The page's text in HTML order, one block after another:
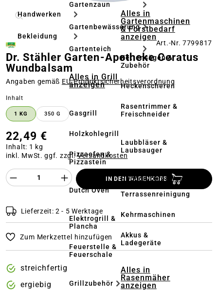
Handwerken
Bekleidung
Gartenzaun
Gartenbewässerung
Gartenteich
Alles in Grill
anzeigen
Gasgrill
Holzkohlegrill
Pizzaofen &
Pizzastein
Dutch Oven
Elektrogrill &
Plancha
Feuerstelle &
Feuerschale
Grillzubehör
Alles in
Gartenmaschinen
& Forstbedarf
anzeigen
Kettensägen &
Zubehör
Heckenscheren
Rasentrimmer &
Freischneider
Laubbläser &
Laubsauger
Hochdruckreiniger
Terrassenreinigung
Kehrmaschinen
Akkus &
Ladegeräte
Alles in
Rasenmäher
anzeigen
Art.-Nr. 7799817
Dr. Stähler Garten-Apotheke Ceratus
Wundbalsam
Angaben gemäß EU‑Produktsicherheitsverordnung
Inhalt
1 KG 350 G
22,49 €
Inhalt: 1 kg
inkl. MwSt. ggf. zzgl.Versandkosten
Produkt Anzahl des Produktes
IN DEN WARENKORB
Lieferzeit: 2 - 5 Werktage
Zum Merkzettel hinzufügen
streichfertig
ergiebig